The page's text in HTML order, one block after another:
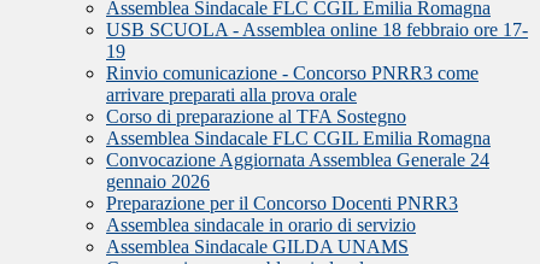
Assemblea Sindacale FLC CGIL Emilia Romagna
USB SCUOLA - Assemblea online 18 febbraio ore 17-
19
Rinvio comunicazione - Concorso PNRR3 come
arrivare preparati alla prova orale
Corso di preparazione al TFA Sostegno
Assemblea Sindacale FLC CGIL Emilia Romagna
Convocazione Aggiornata Assemblea Generale 24
gennaio 2026
Preparazione per il Concorso Docenti PNRR3
Assemblea sindacale in orario di servizio
Assemblea Sindacale GILDA UNAMS